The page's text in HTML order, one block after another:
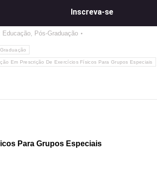
Inscreva-se
Educação, Pós-Graduação
Em Prescrição De Exercícios Físicos Para Grupos Especiais
Para Grupos Especiais